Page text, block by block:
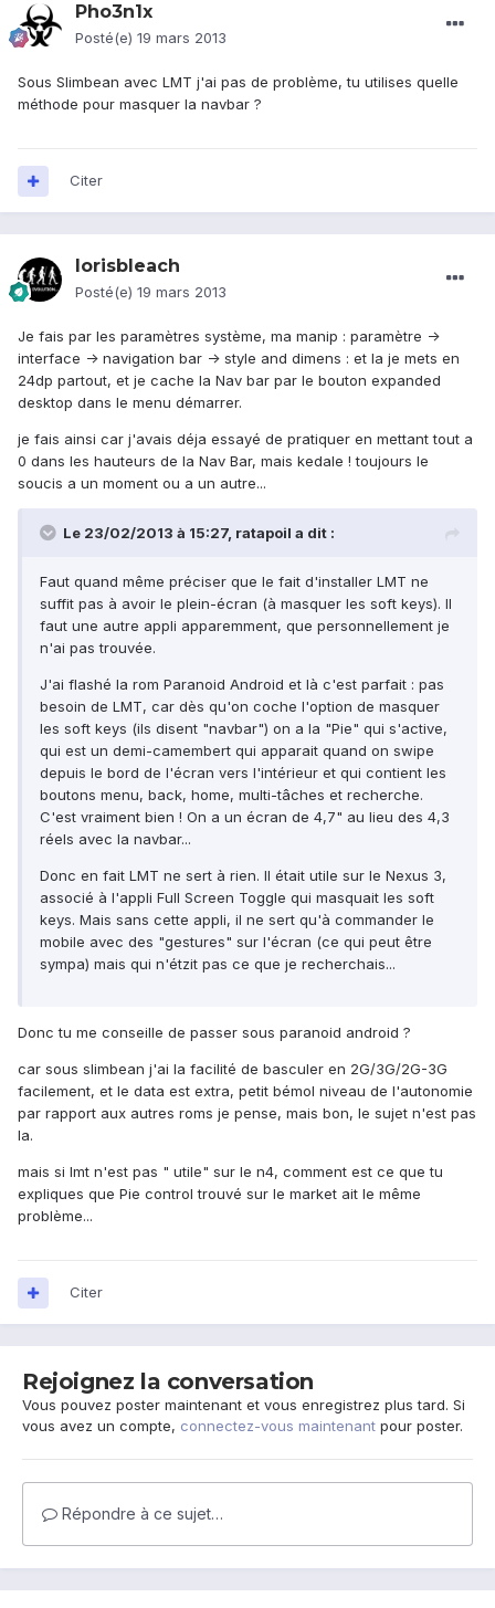
Pho3n1x
Posté(e) 19 mars 2013
Sous Slimbean avec LMT j'ai pas de problème, tu utilises quelle
méthode pour masquer la navbar ?
Citer
lorisbleach
Posté(e) 19 mars 2013
Je fais par les paramètres système, ma manip : paramètre ->
interface -> navigation bar -> style and dimens : et la je mets en
24dp partout, et je cache la Nav bar par le bouton expanded
desktop dans le menu démarrer.
je fais ainsi car j'avais déja essayé de pratiquer en mettant tout a
0 dans les hauteurs de la Nav Bar, mais kedale ! toujours le
soucis a un moment ou a un autre...
Le 23/02/2013 à 15:27, ratapoil a dit :
Faut quand même préciser que le fait d'installer LMT ne
suffit pas à avoir le plein-écran (à masquer les soft keys). Il
faut une autre appli apparemment, que personnellement je
n'ai pas trouvée.
J'ai flashé la rom Paranoid Android et là c'est parfait : pas
besoin de LMT, car dès qu'on coche l'option de masquer
les soft keys (ils disent "navbar") on a la "Pie" qui s'active,
qui est un demi-camembert qui apparait quand on swipe
depuis le bord de l'écran vers l'intérieur et qui contient les
boutons menu, back, home, multi-tâches et recherche.
C'est vraiment bien ! On a un écran de 4,7" au lieu des 4,3
réels avec la navbar...
Donc en fait LMT ne sert à rien. Il était utile sur le Nexus 3,
associé à l'appli Full Screen Toggle qui masquait les soft
keys. Mais sans cette appli, il ne sert qu'à commander le
mobile avec des "gestures" sur l'écran (ce qui peut être
sympa) mais qui n'étzit pas ce que je recherchais...
Donc tu me conseille de passer sous paranoid android ?
car sous slimbean j'ai la facilité de basculer en 2G/3G/2G-3G
facilement, et le data est extra, petit bémol niveau de l'autonomie
par rapport aux autres roms je pense, mais bon, le sujet n'est pas
la.
mais si lmt n'est pas " utile" sur le n4, comment est ce que tu
expliques que Pie control trouvé sur le market ait le même
problème...
Citer
Rejoignez la conversation
Vous pouvez poster maintenant et vous enregistrez plus tard. Si
vous avez un compte, connectez-vous maintenant pour poster.
Répondre à ce sujet…